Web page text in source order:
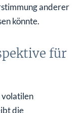
anderer
könnte.
für
volatilen
die